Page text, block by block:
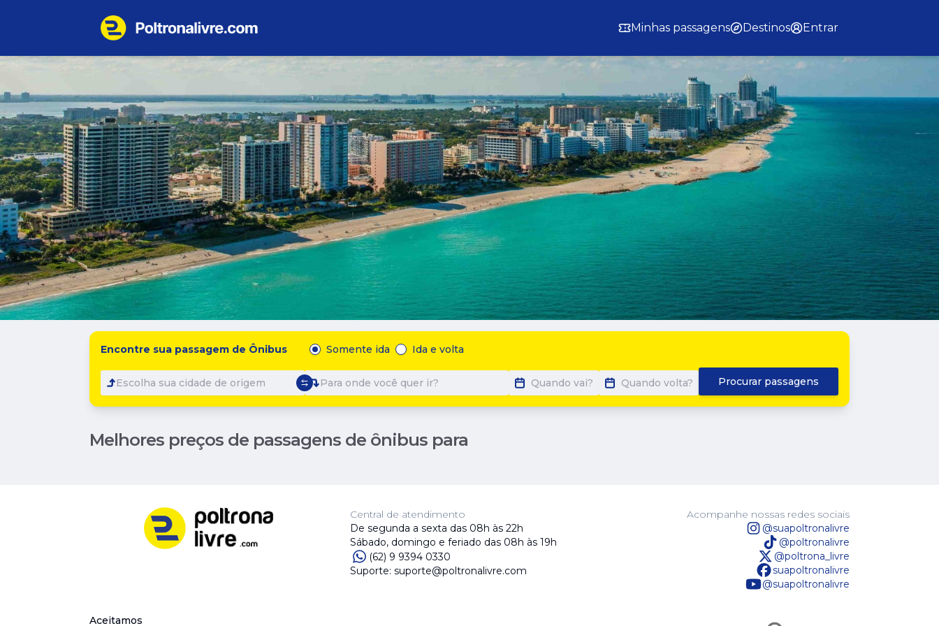
Minhas passagens Destinos Entrar
Encontre sua passagem de Ônibus Somente ida Ida e volta
Escolha sua cidade de origem Para onde você quer ir? Quando vai? Quando volta? Procurar passagens
Melhores preços de passagens de ônibus para
Central de atendimento
De segunda a sexta das 08h às 22h
Sábado, domingo e feriado das 08h às 19h
(62) 9 9394 0330
Suporte: suporte@poltronalivre.com
Acompanhe nossas redes sociais
@suapoltronalivre
@poltronalivre
@poltrona_livre
suapoltronalivre
@suapoltronalivre
Aceitamos